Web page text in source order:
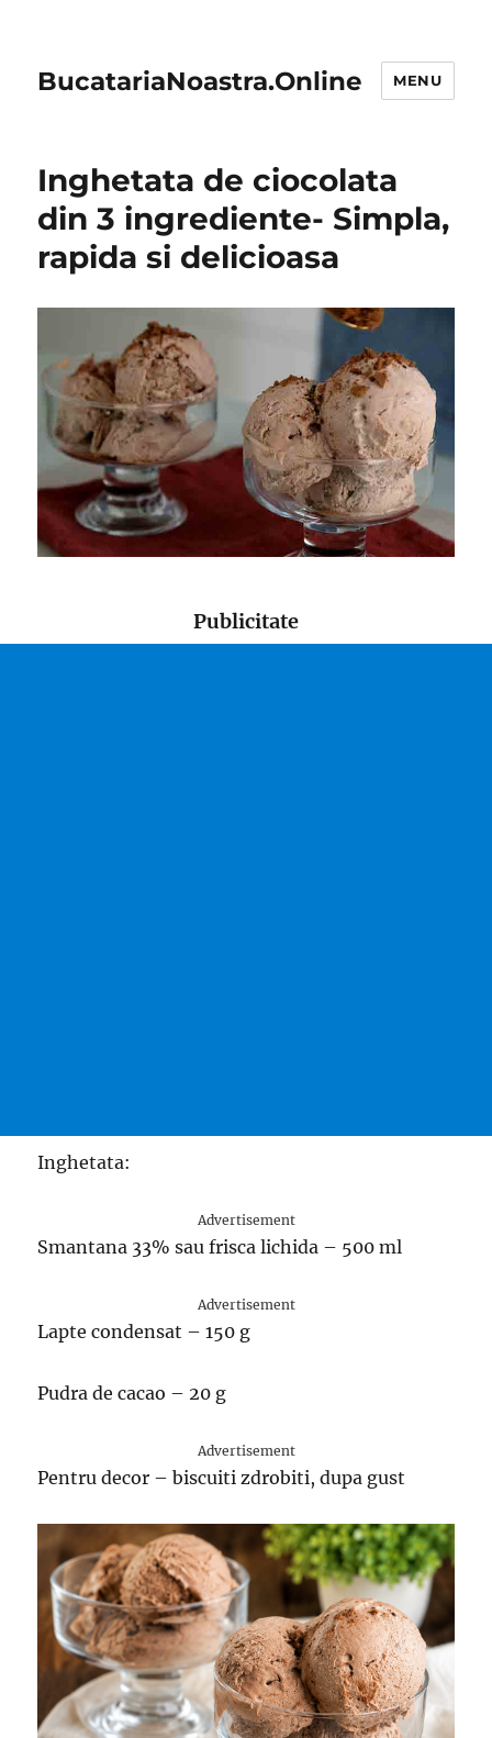
BucatariaNoastra.Online MENU
Inghetata de ciocolata
din 3 ingrediente- Simpla,
rapida si delicioasa
Publicitate
Inghetata:
Advertisement
Smantana 33% sau frisca lichida – 500 ml
Advertisement
Lapte condensat – 150 g
Pudra de cacao – 20 g
Advertisement
Pentru decor – biscuiti zdrobiti, dupa gust